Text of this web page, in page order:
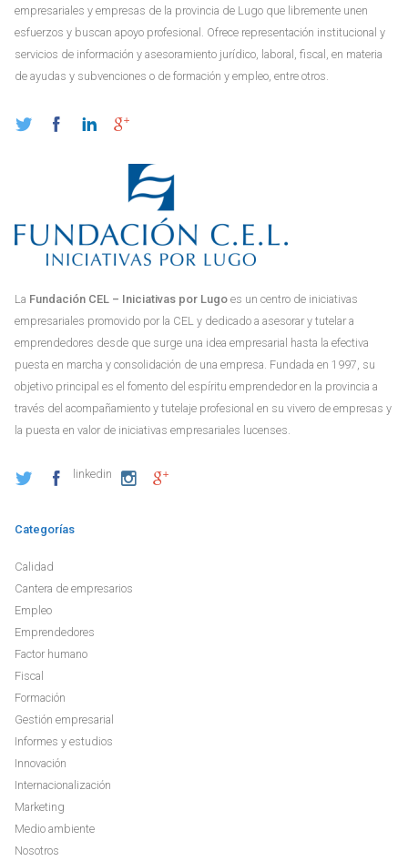
empresariales y empresas de la provincia de Lugo que libremente unen
esfuerzos y buscan apoyo profesional. Ofrece representación institucional y
servicios de información y asesoramiento jurídico, laboral, fiscal, en materia
de ayudas y subvenciones o de formación y empleo, entre otros.
La Fundación CEL – Iniciativas por Lugo es un centro de iniciativas
empresariales promovido por la CEL y dedicado a asesorar y tutelar a
emprendedores desde que surge una idea empresarial hasta la efectiva
puesta en marcha y consolidación de una empresa. Fundada en 1997, su
objetivo principal es el fomento del espíritu emprendedor en la provincia a
través del acompañamiento y tutelaje profesional en su vivero de empresas y
la puesta en valor de iniciativas empresariales lucenses.
linkedin
Categorías
Calidad
Cantera de empresarios
Empleo
Emprendedores
Factor humano
Fiscal
Formación
Gestión empresarial
Informes y estudios
Innovación
Internacionalización
Marketing
Medio ambiente
Nosotros